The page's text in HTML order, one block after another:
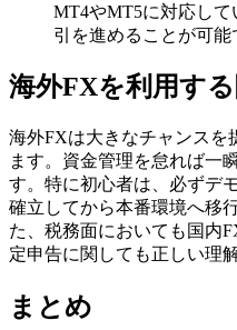
MT4やMT5に対応し
引を進めることが可能
海外FXを利用す
海外FXは大きなチャンスを
ます。資金管理を怠れば一
す。特に初心者は、必ずデ
確立してから本番環境へ移
た、税務面においても国内
定申告に関しても正しい理
まとめ